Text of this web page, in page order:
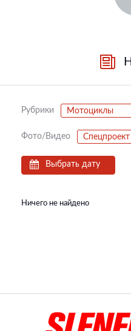
Рубрики Мотоциклы
Фото/Видео Спецпроект
Выбрать дату
Ничего не найдено